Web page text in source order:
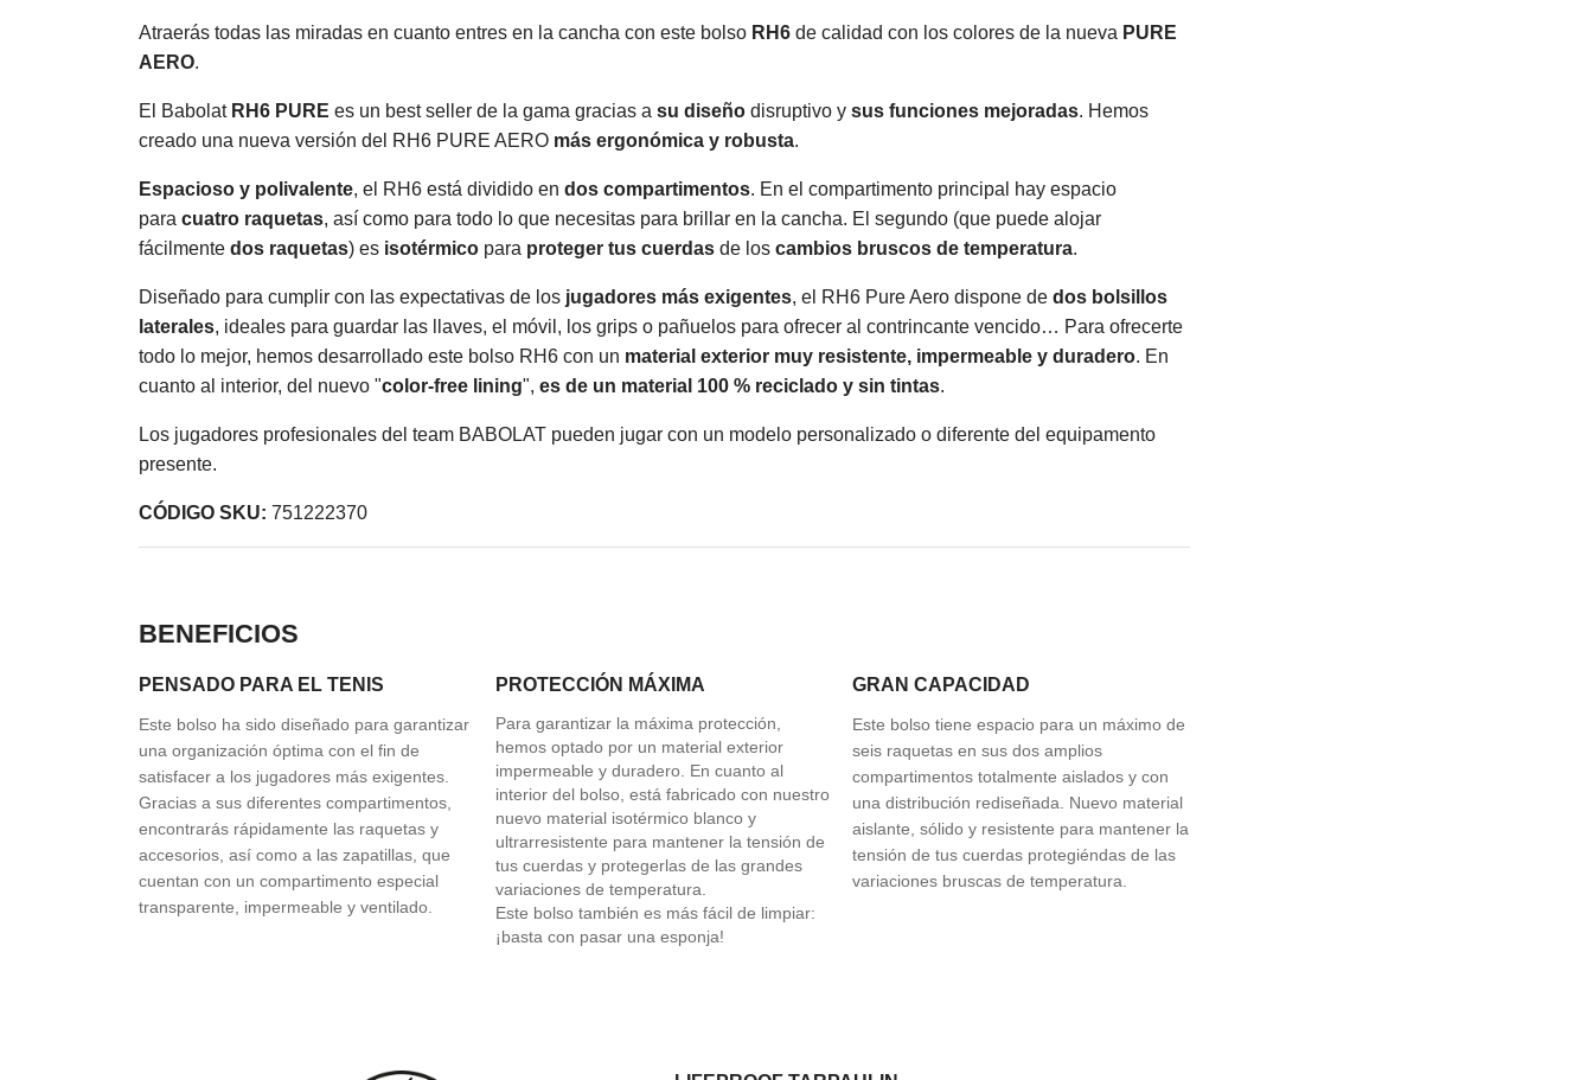
Atraerás todas las miradas en cuanto entres en la cancha con este bolso RH6 de calidad con los colores de la nueva PURE
AERO.
El Babolat RH6 PURE es un best seller de la gama gracias a su diseño disruptivo y sus funciones mejoradas. Hemos
creado una nueva versión del RH6 PURE AERO más ergonómica y robusta.
Espacioso y polivalente, el RH6 está dividido en dos compartimentos. En el compartimento principal hay espacio
para cuatro raquetas, así como para todo lo que necesitas para brillar en la cancha. El segundo (que puede alojar
fácilmente dos raquetas) es isotérmico para proteger tus cuerdas de los cambios bruscos de temperatura.
Diseñado para cumplir con las expectativas de los jugadores más exigentes, el RH6 Pure Aero dispone de dos bolsillos
laterales, ideales para guardar las llaves, el móvil, los grips o pañuelos para ofrecer al contrincante vencido… Para ofrecerte
todo lo mejor, hemos desarrollado este bolso RH6 con un material exterior muy resistente, impermeable y duradero. En
cuanto al interior, del nuevo "color-free lining", es de un material 100 % reciclado y sin tintas.
Los jugadores profesionales del team BABOLAT pueden jugar con un modelo personalizado o diferente del equipamento
presente.
CÓDIGO SKU: 751222370
BENEFICIOS
PENSADO PARA EL TENIS
Este bolso ha sido diseñado para garantizar
una organización óptima con el fin de
satisfacer a los jugadores más exigentes.
Gracias a sus diferentes compartimentos,
encontrarás rápidamente las raquetas y
accesorios, así como a las zapatillas, que
cuentan con un compartimento especial
transparente, impermeable y ventilado.
PROTECCIÓN MÁXIMA
Para garantizar la máxima protección,
hemos optado por un material exterior
impermeable y duradero. En cuanto al
interior del bolso, está fabricado con nuestro
nuevo material isotérmico blanco y
ultrarresistente para mantener la tensión de
tus cuerdas y protegerlas de las grandes
variaciones de temperatura.
Este bolso también es más fácil de limpiar:
¡basta con pasar una esponja!
GRAN CAPACIDAD
Este bolso tiene espacio para un máximo de
seis raquetas en sus dos amplios
compartimentos totalmente aislados y con
una distribución rediseñada. Nuevo material
aislante, sólido y resistente para mantener la
tensión de tus cuerdas protegiéndas de las
variaciones bruscas de temperatura.